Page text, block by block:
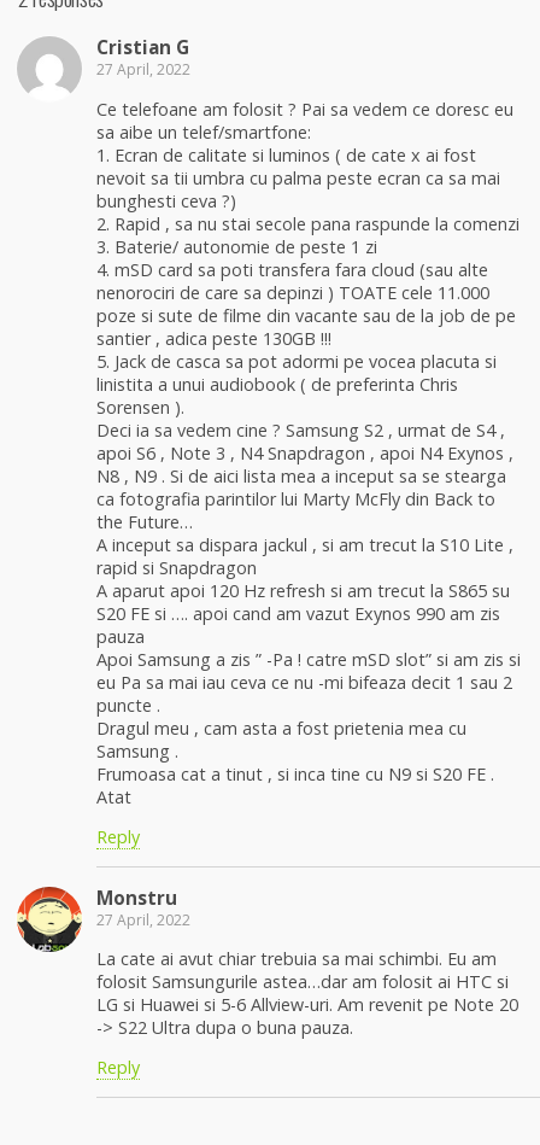
Cristian G
27 April, 2022
Ce telefoane am folosit ? Pai sa vedem ce doresc eu
sa aibe un telef/smartfone:
1. Ecran de calitate si luminos ( de cate x ai fost
nevoit sa tii umbra cu palma peste ecran ca sa mai
bunghesti ceva ?)
2. Rapid , sa nu stai secole pana raspunde la comenzi
3. Baterie/ autonomie de peste 1 zi
4. mSD card sa poti transfera fara cloud (sau alte
nenorociri de care sa depinzi ) TOATE cele 11.000
poze si sute de filme din vacante sau de la job de pe
santier , adica peste 130GB !!!
5. Jack de casca sa pot adormi pe vocea placuta si
linistita a unui audiobook ( de preferinta Chris
Sorensen ).
Deci ia sa vedem cine ? Samsung S2 , urmat de S4 ,
apoi S6 , Note 3 , N4 Snapdragon , apoi N4 Exynos ,
N8 , N9 . Si de aici lista mea a inceput sa se stearga
ca fotografia parintilor lui Marty McFly din Back to
the Future…
A inceput sa dispara jackul , si am trecut la S10 Lite ,
rapid si Snapdragon
A aparut apoi 120 Hz refresh si am trecut la S865 su
S20 FE si …. apoi cand am vazut Exynos 990 am zis
pauza
Apoi Samsung a zis ” -Pa ! catre mSD slot” si am zis si
eu Pa sa mai iau ceva ce nu -mi bifeaza decit 1 sau 2
puncte .
Dragul meu , cam asta a fost prietenia mea cu
Samsung .
Frumoasa cat a tinut , si inca tine cu N9 si S20 FE .
Atat
Reply
Monstru
27 April, 2022
La cate ai avut chiar trebuia sa mai schimbi. Eu am
folosit Samsungurile astea…dar am folosit ai HTC si
LG si Huawei si 5-6 Allview-uri. Am revenit pe Note 20
-> S22 Ultra dupa o buna pauza.
Reply